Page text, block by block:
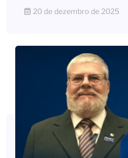
20 de dezembro de 2025